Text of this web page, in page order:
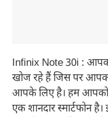
Infinix Note 30i :
खोज रहे हैं जिस पर
आपके लिए है। हम आपको
एक शानदार स्मार्टफोन